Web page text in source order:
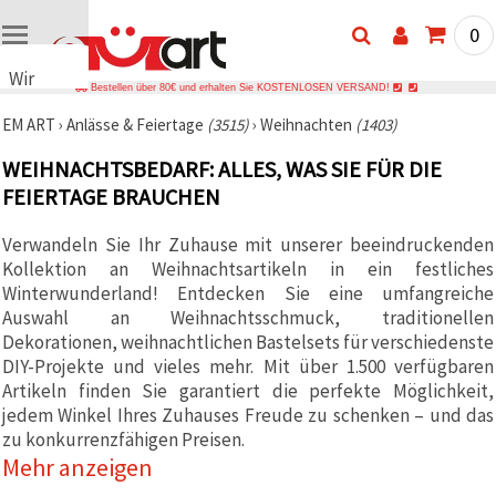
Wir
Cookies
verwenden
Cookies
und
Technologien,
um das
ordnungsgemäße
Funktionieren
der Website
sicherzustellen,
Ihr
Nutzungserlebnis
zu
verbessern
und, mit
Ihrer
Einwilligung,
den
0
Bestellen über 80€ und erhalten Sie KOSTENLOSEN VERSAND!
EM ART › Anlässe & Feiertage (3515)› Weihnachten (1403)
WEIHNACHTSBEDARF: ALLES, WAS SIE FÜR DIE
FEIERTAGE BRAUCHEN
Verwandeln Sie Ihr Zuhause mit unserer beeindruckenden
Kollektion an Weihnachtsartikeln in ein festliches
Winterwunderland! Entdecken Sie eine umfangreiche
Auswahl an Weihnachtsschmuck, traditionellen
Dekorationen, weihnachtlichen Bastelsets für verschiedenste
DIY-Projekte und vieles mehr. Mit über 1.500 verfügbaren
Artikeln finden Sie garantiert die perfekte Möglichkeit,
jedem Winkel Ihres Zuhauses Freude zu schenken – und das
zu konkurrenzfähigen Preisen.
Mehr anzeigen